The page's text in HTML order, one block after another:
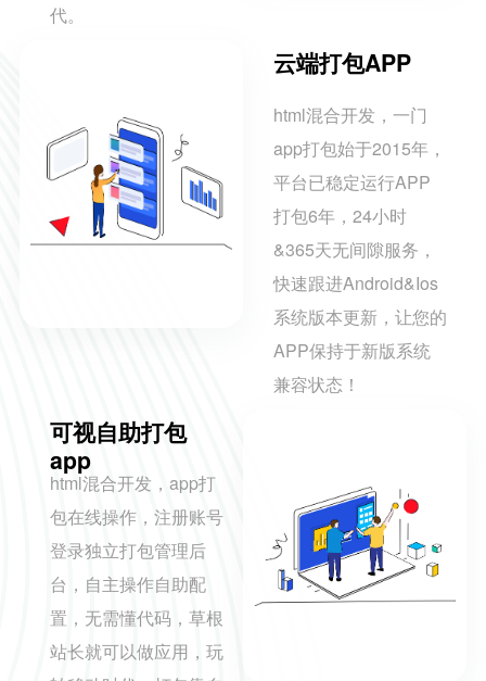
代。
云端打包APP
html混合开发，一门
app打包始于2015年，
平台已稳定运行APP
打包6年，24小时
&365天无间隙服务，
快速跟进Android&Ios
系统版本更新，让您的
APP保持于新版系统
兼容状态！
可视自助打包
app
html混合开发，app打
包在线操作，注册账号
登录独立打包管理后
台，自主操作自助配
置，无需懂代码，草根
站长就可以做应用，玩